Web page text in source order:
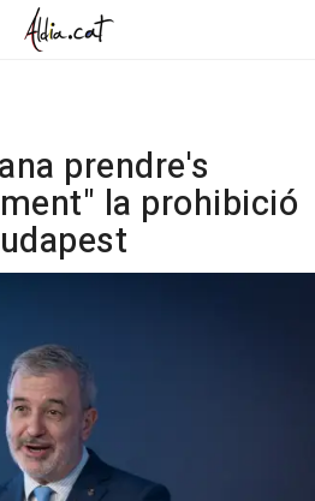
prendre's
la prohibició